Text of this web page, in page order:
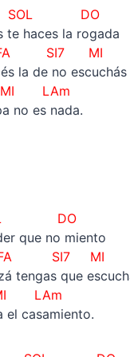
DO
te haces la rogada
SI7 MI
la de no escuchás
no es nada.
DO
que no miento
FA SI7 MI
tengas que
el casamiento.